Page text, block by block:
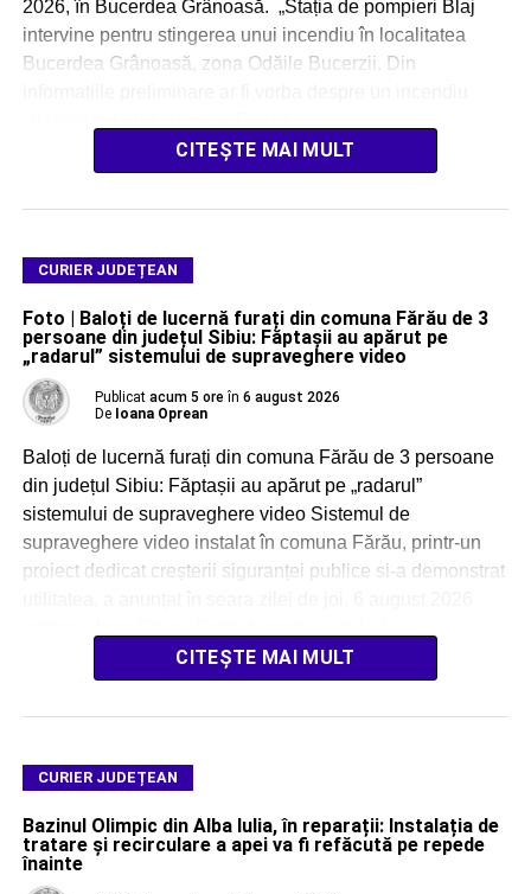
2026, în Bucerdea Grânoasă. „Stația de pompieri Blaj
intervine pentru stingerea unui incendiu în localitatea
Bucerdea Grânoasă, zona Odăile Bucerzii. Din
CITEȘTE MAI MULT
CURIER JUDEȚEAN
Foto | Baloți de lucernă furați din comuna Fărău de 3
persoane din județul Sibiu: Făptașii au apărut pe
„radarul” sistemului de supraveghere video
Publicat acum 5 ore în 6 august 2026
De Ioana Oprean
Baloți de lucernă furați din comuna Fărău de 3 persoane
din județul Sibiu: Făptașii au apărut pe „radarul”
sistemului de supraveghere video Sistemul de
supraveghere video instalat în comuna Fărău, printr-un
proiect dedicat creșterii siguranței publice si-a demonstrat
CITEȘTE MAI MULT
CURIER JUDEȚEAN
Bazinul Olimpic din Alba Iulia, în reparații: Instalația de
tratare și recirculare a apei va fi refăcută pe repede
înainte